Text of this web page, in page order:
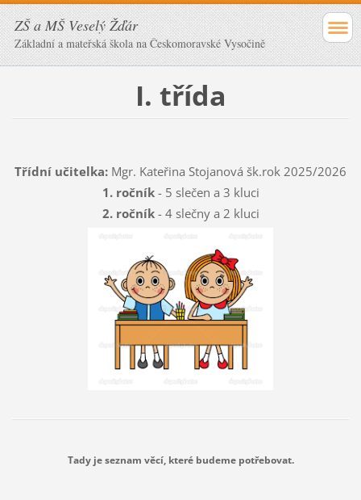
ZŠ a MŠ Veselý Žďár
Základní a mateřská škola na Českomoravské Vysočině
I. třída
Třídní učitelka: Mgr. Kateřina Stojanová šk.rok 2025/2026
1. ročník- 5 slečen a 3 kluci
2. ročník- 4 slečny a 2 kluci
Tady je seznam věcí, které budeme potřebovat.